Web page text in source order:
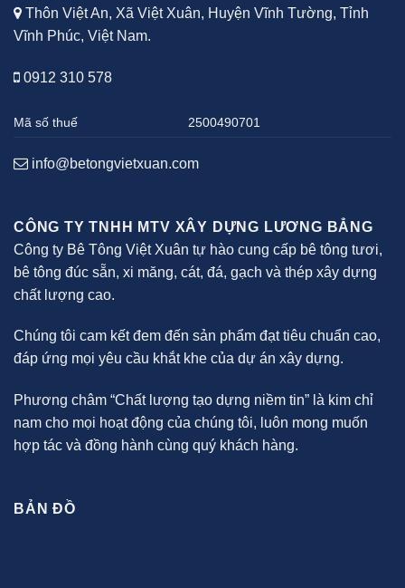
Thôn Việt An, Xã Việt Xuân, Huyện Vĩnh Tường, Tỉnh
Vĩnh Phúc, Việt Nam.
0912 310 578
Mã số thuế 2500490701
info@betongvietxuan.com
CÔNG TY TNHH MTV XÂY DỰNG LƯƠNG BẲNG
Công ty Bê Tông Việt Xuân tự hào cung cấp bê tông tươi,
bê tông đúc sẵn, xi măng, cát, đá, gạch và thép xây dựng
chất lượng cao.
Chúng tôi cam kết đem đến sản phẩm đạt tiêu chuẩn cao,
đáp ứng mọi yêu cầu khắt khe của dự án xây dựng.
Phương châm “Chất lượng tạo dựng niềm tin” là kim chỉ
nam cho mọi hoạt động của chúng tôi, luôn mong muốn
hợp tác và đồng hành cùng quý khách hàng.
BẢN ĐỒ